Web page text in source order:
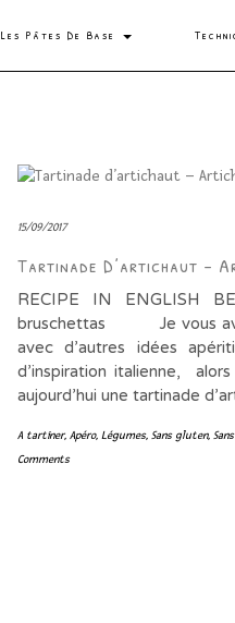
Les Pâtes De Base
15/09/2017
Tartinade D’artichaut –
RECIPE IN ENGLISH
bruschettas Je vous
avec d’autres idées
d’inspiration italienne,
aujourd’hui une tartinade
A tartiner, Apéro, Légumes, Sans gluten,
Comments